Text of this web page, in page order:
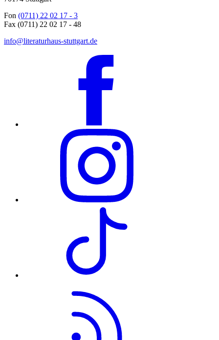
Fon (0711) 22 02 17 - 3
Fax (0711) 22 02 17 - 48
info@literaturhaus-stuttgart.de